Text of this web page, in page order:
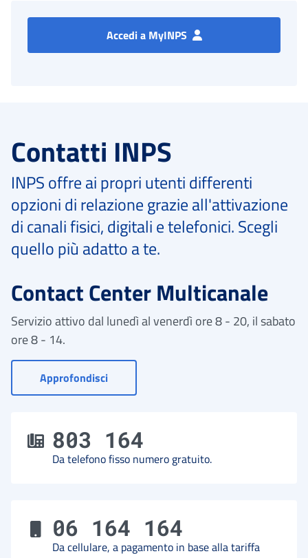
Accedi a MyINPS
Contatti INPS
INPS offre ai propri utenti differenti
opzioni di relazione grazie all'attivazione
di canali fisici, digitali e telefonici. Scegli
quello più adatto a te.
Contact Center Multicanale
Servizio attivo dal lunedì al venerdì ore 8 - 20, il sabato
ore 8 - 14.
Approfondisci- Vai a Contact Center
803 164
Da telefono fisso numero gratuito.
06 164 164
Da cellulare, a pagamento in base alla tariffa